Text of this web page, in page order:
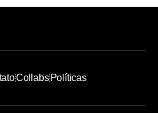
CollabsPolíticas